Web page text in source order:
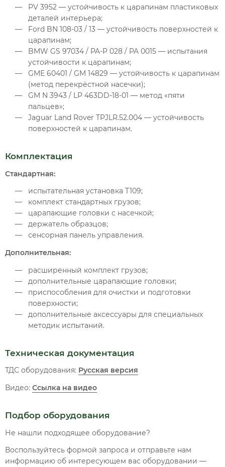
PV 3952 — устойчивость к царапинам пластиковых
деталей интерьера;
Ford BN 108-03 / 13 — устойчивость поверхностей к
царапинам;
BMW GS 97034 / PA-P 028 / PA 0015 — испытания
устойчивости к царапинам;
GME 60401 / GM 14829 — устойчивость к царапинам
(метод перекрёстной насечки);
GM N 3943 / LP 463DD-18-01 — метод «пяти
пальцев»;
Jaguar Land Rover TPJLR.52.004 — устойчивость
поверхностей к царапинам.
Комплектация
Стандартная:
испытательная установка T109;
комплект стандартных грузов;
царапающие головки с насечкой;
держатель образцов;
сенсорная панель управления.
Дополнительная:
расширенный комплект грузов;
дополнительные царапающие головки;
приспособления для очистки и подготовки
поверхности;
дополнительные аксессуары для специальных
методик испытаний.
Техническая документация
ТДС оборудования: Русская версия
Видео: Ссылка на видео
Подбор оборудования
Не нашли подходящее оборудование?
Воспользуйтесь формой запроса и отправьте нам
информацию об интересующем вас оборудовании —